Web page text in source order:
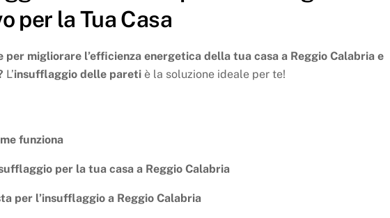
per la Tua Casa
migliorare l’efficienza energetica della tua casa a Reggio Calabria e
L’insufflaggio delle pareti è la soluzione ideale per te!
funziona
per la tua casa a Reggio Calabria
per l’insufflaggio a Reggio Calabria